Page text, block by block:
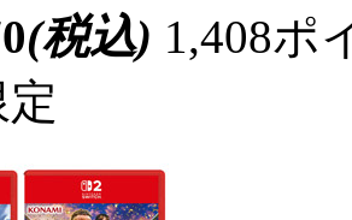
(税込) 1,408ポ